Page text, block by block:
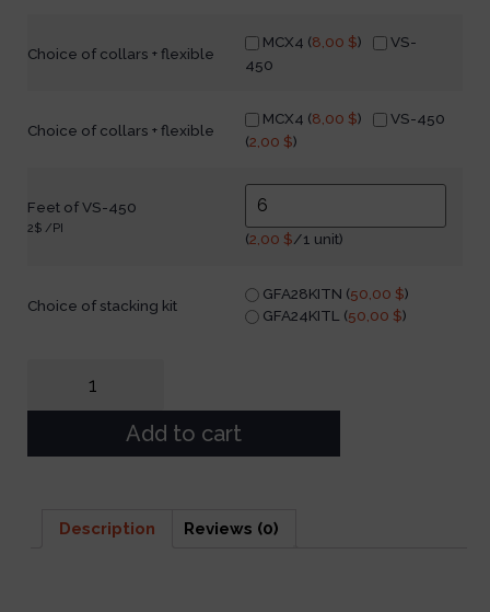
Choice of collars + flexible
MCX4 (8,00 $)
VS-
450
Choice of collars + flexible
MCX4 (8,00 $)
VS-450
(2,00 $)
Feet of VS-450
2$ /PI
(2,00 $/1 unit)
Choice of stacking kit
GFA28KITN (50,00 $)
GFA24KITL (50,00 $)
Add to cart
Description Reviews (0)